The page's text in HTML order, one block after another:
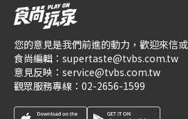
您的意見是我們前進的動力，歡迎來信
食尚編輯： supertaste@tvbs.com.tw
意見反映： service@tvbs.com.tw
觀眾服務專線： 02-2656-1599